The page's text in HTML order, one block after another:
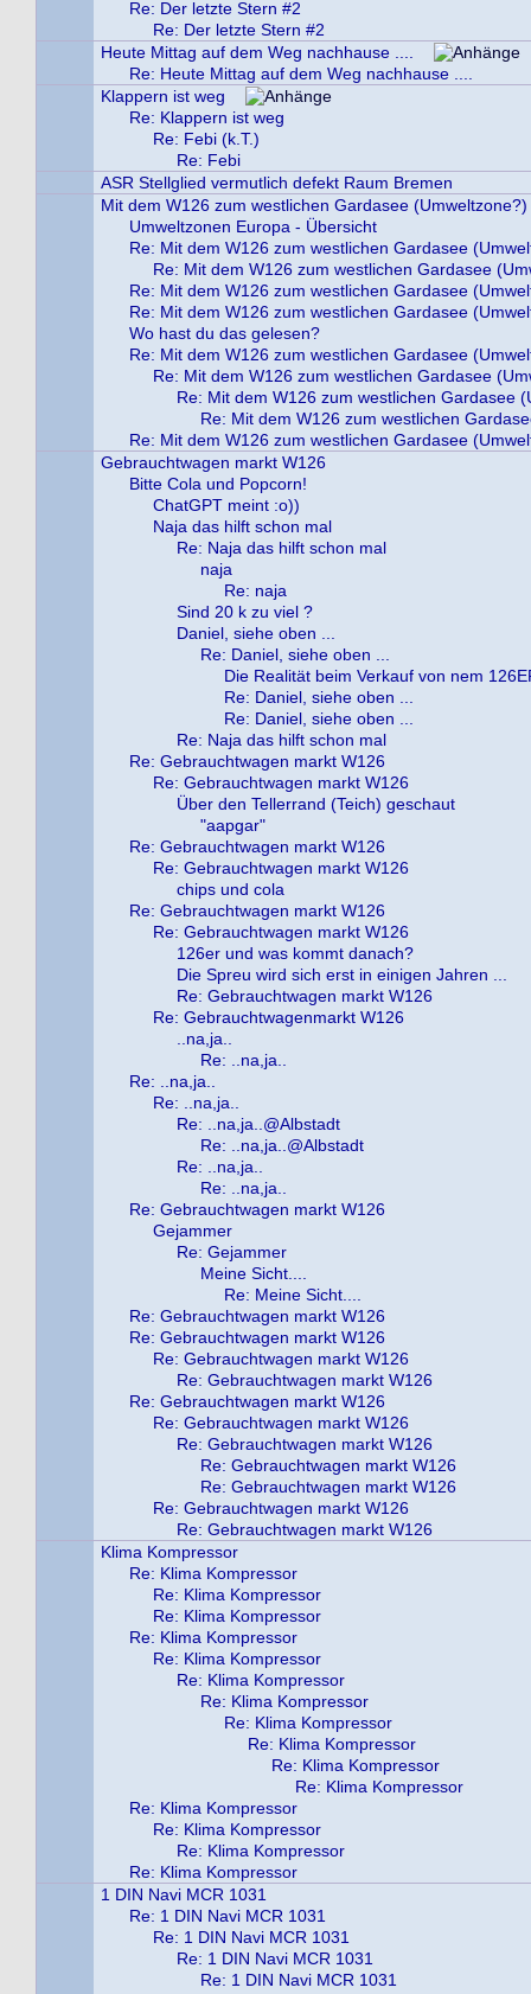
Re: Der letzte Stern #2
Re: Der letzte Stern #2
Heute Mittag auf dem Weg nachhause ....
Re: Heute Mittag auf dem Weg nachhause ....
Klappern ist weg
Re: Klappern ist weg
Re: Febi (k.T.)
Re: Febi
ASR Stellglied vermutlich defekt Raum Bremen
Mit dem W126 zum westlichen Gardasee (Umweltzone?)
Umweltzonen Europa - Übersicht
Re: Mit dem W126 zum westlichen Gardasee
Re: Mit dem W126 zum westlichen Gardasee
Re: Mit dem W126 zum westlichen Gardasee
Re: Mit dem W126 zum westlichen Gardasee
Wo hast du das gelesen?
Re: Mit dem W126 zum westlichen Gardasee
Re: Mit dem W126 zum westlichen Gardasee
Re: Mit dem W126 zum westlichen Gardasee
Re: Mit dem W126 zum westlichen
Re: Mit dem W126 zum westlichen Gardasee
Gebrauchtwagen markt W126
Bitte Cola und Popcorn!
ChatGPT meint :o))
Naja das hilft schon mal
Re: Naja das hilft schon mal
naja
Re: naja
Sind 20 k zu viel ?
Daniel, siehe oben ...
Re: Daniel, siehe oben ...
Die Realität beim Verkauf von nem
Re: Daniel, siehe oben ...
Re: Daniel, siehe oben ...
Re: Naja das hilft schon mal
Re: Gebrauchtwagen markt W126
Re: Gebrauchtwagen markt W126
Über den Tellerrand (Teich) geschaut
"aapgar"
Re: Gebrauchtwagen markt W126
Re: Gebrauchtwagen markt W126
chips und cola
Re: Gebrauchtwagen markt W126
Re: Gebrauchtwagen markt W126
126er und was kommt danach?
Die Spreu wird sich erst in einigen Jahren ...
Re: Gebrauchtwagen markt W126
Re: Gebrauchtwagenmarkt W126
..na,ja..
Re: ..na,ja..
Re: ..na,ja..
Re: ..na,ja..
Re: ..na,ja..@Albstadt
Re: ..na,ja..@Albstadt
Re: ..na,ja..
Re: ..na,ja..
Re: Gebrauchtwagen markt W126
Gejammer
Re: Gejammer
Meine Sicht....
Re: Meine Sicht....
Re: Gebrauchtwagen markt W126
Re: Gebrauchtwagen markt W126
Re: Gebrauchtwagen markt W126
Re: Gebrauchtwagen markt W126
Re: Gebrauchtwagen markt W126
Re: Gebrauchtwagen markt W126
Re: Gebrauchtwagen markt W126
Re: Gebrauchtwagen markt W126
Re: Gebrauchtwagen markt W126
Re: Gebrauchtwagen markt W126
Re: Gebrauchtwagen markt W126
Klima Kompressor
Re: Klima Kompressor
Re: Klima Kompressor
Re: Klima Kompressor
Re: Klima Kompressor
Re: Klima Kompressor
Re: Klima Kompressor
Re: Klima Kompressor
Re: Klima Kompressor
Re: Klima Kompressor
Re: Klima Kompressor
Re: Klima Kompressor
Re: Klima Kompressor
Re: Klima Kompressor
Re: Klima Kompressor
Re: Klima Kompressor
1 DIN Navi MCR 1031
Re: 1 DIN Navi MCR 1031
Re: 1 DIN Navi MCR 1031
Re: 1 DIN Navi MCR 1031
Re: 1 DIN Navi MCR 1031